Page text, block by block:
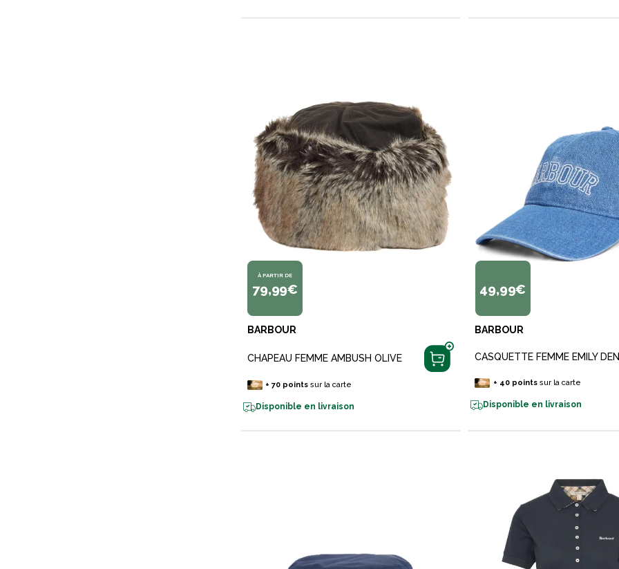
À PARTIR DE
79,99€
BARBOUR
CHAPEAU FEMME AMBUSH OLIVE
+70 points sur la carte
Disponible en livraison
49,99€
BARBOUR
CASQUETTE FEMME EMILY
+ 40pointssur la carte
Disponible en livraison